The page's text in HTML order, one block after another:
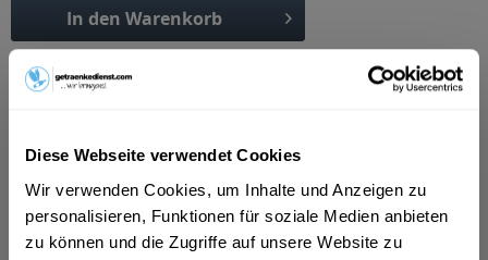
Diese Webseite verwendet Cookies
Wir verwenden Cookies, um Inhalte und Anzeigen zu
personalisieren, Funktionen für soziale Medien anbieten
zu können und die Zugriffe auf unsere Website zu
In den Warenkorb
Artikel-Nr.:
Beschreibung
"Ardey Quelle Classic 12 x 1l"